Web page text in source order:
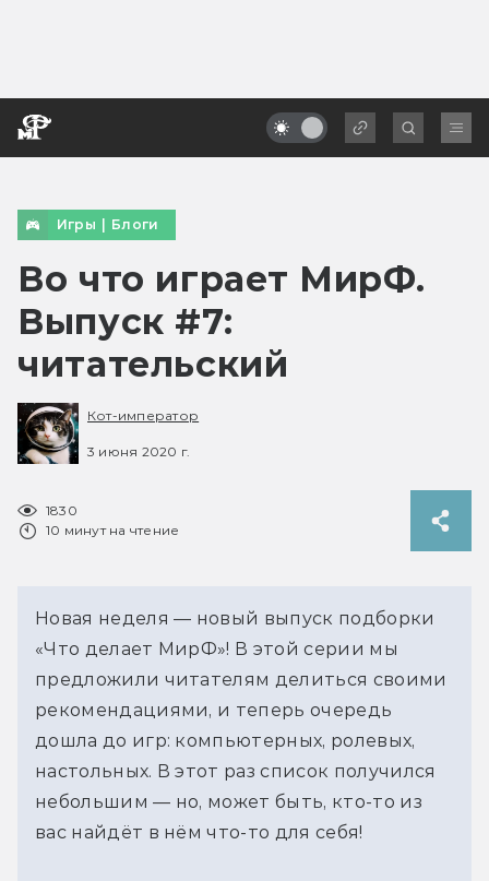
Игры | Блоги
Во что играет МирФ.
Выпуск #7:
читательский
Кот-император
3 июня 2020 г.
1830
10 минут на чтение
Новая неделя — новый выпуск подборки
«Что делает МирФ»! В этой серии мы
предложили читателям делиться своими
рекомендациями, и теперь очередь
дошла до игр: компьютерных, ролевых,
настольных. В этот раз список получился
небольшим — но, может быть, кто-то из
вас найдёт в нём что-то для себя!